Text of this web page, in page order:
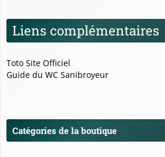
Liens complémentaires
Toto Site Officiel
Guide du WC Sanibroyeur
Catégories de la boutique